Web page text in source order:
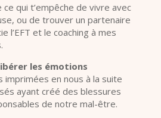
qui t’empêche de vivre avec
ou de trouver un partenaire
l’EFT et le coaching à mes
les émotions
imprimées en nous à la suite
ayant créé des blessures
de notre mal-être.